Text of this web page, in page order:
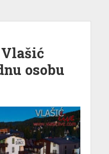
Vlašić
osobu